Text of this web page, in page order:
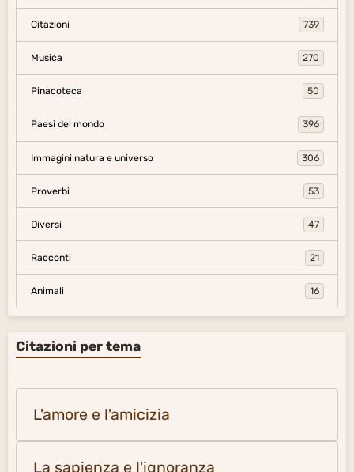
Citazioni 739
Musica 270
Pinacoteca 50
Paesi del mondo 396
Immagini natura e universo 306
Proverbi 53
Diversi 47
Racconti 21
Animali 16
Citazioni per tema
L'amore e l'amicizia
La sapienza e l'ignoranza